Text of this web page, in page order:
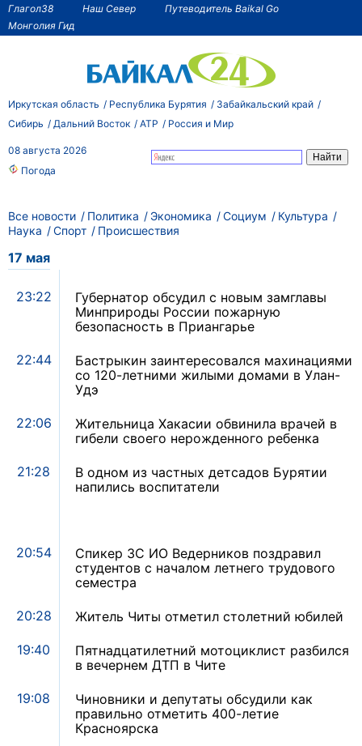
Глагол38 Наш Север
Путеводитель Baikal Go
Монголия Гид
Иркутская область Республика Бурятия
Забайкальский край
Сибирь
Дальний Восток АТР Россия и Мир
08 августа 2026
Погода
Все новости Политика Экономика Социум
Культура
Наука
Спорт Происшествия
17 мая
23:22
Губернатор обсудил с новым замглавы
Минприроды России пожарную
безопасность в Приангарье
22:44
Бастрыкин заинтересовался махинациями
со 120-летними жилыми домами в Улан-
Удэ
22:06
Жительница Хакасии обвинила врачей в
гибели своего нерожденного ребенка
21:28
В одном из частных детсадов Бурятии
напились воспитатели
20:54
Спикер ЗС ИО Ведерников поздравил
студентов с началом летнего трудового
семестра
20:28 Житель Читы отметил столетний юбилей
19:40
Пятнадцатилетний мотоциклист разбился
в вечернем ДТП в Чите
19:08
Чиновники и депутаты обсудили как
правильно отметить 400-летие
Красноярска